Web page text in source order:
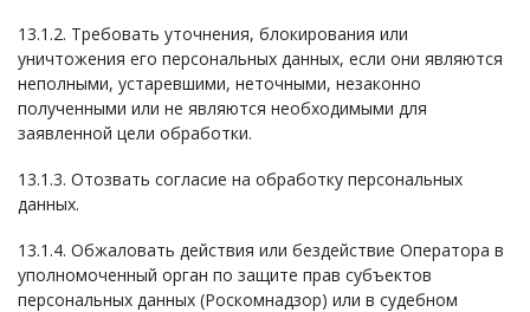
13.1.2. Требовать уточнения, блокирования или
уничтожения его персональных данных, если они являются
неполными, устаревшими, неточными, незаконно
полученными или не являются необходимыми для
заявленной цели обработки.
13.1.3. Отозвать согласие на обработку персональных
данных.
13.1.4. Обжаловать действия или бездействие Оператора в
уполномоченный орган по защите прав субъектов
персональных данных (Роскомнадзор) или в судебном